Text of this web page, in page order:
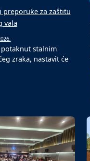
preporuke za zaštitu
vala
stalnim
zraka, nastavit će